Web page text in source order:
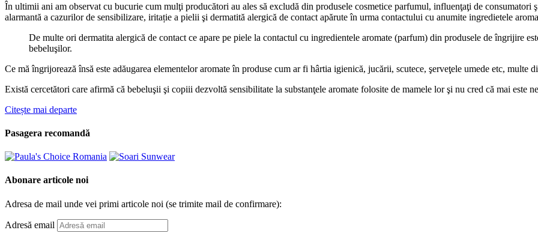
În ultimii ani am observat cu bucurie cum mulţi producători au ales să excludă din produsele cosmetice parfumul, influenţaţi de consumatori
alarmantă a cazurilor de sensibilizare, iritație a pielii şi dermatită alergică de contact apărute în urma contactului cu anumite ingredietele
De multe ori dermatita alergică de contact ce apare pe piele la contactul cu ingredientele aromate (parfum) din produsele de îngrijire
bebeluşilor.
Ce mă îngrijorează însă este adăugarea elementelor aromate în produse cum ar fi hârtia igienică, jucării, scutece, şerveţele umede etc, multe
Există cercetători care afirmă că bebeluşii şi copiii dezvoltă sensibilitate la substanţele aromate folosite de mamele lor şi nu cred că mai este
Citește mai departe
Pasagera recomandă
Abonare articole noi
Adresa de mail unde vei primi articole noi (se trimite mail de confirmare):
Adresă email